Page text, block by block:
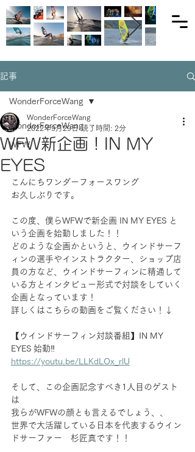
記事
WonderForceWang
WFW
WonderForceWang
WFW新企画！IN MY
EYES
WonderForceWang
2022年9月29日 読了時間: 2分
こんにちワンダーフォースワング
お久しぶりです。
この度、僕らWFWで新企画 IN MY EYES と
いう企画を始動しました！！
どのような企画かというと、ウインドサーフ
ィンの選手やインストラクター、ショップ店
員の方など、ウインドサーフィンに精通して
いる方とインタビュー形式で対談をしていく
企画となっています！
詳しくはこちらの動画をご覧ください！↓
【ウインドサーフィン対談番組】IN MY
EYES 始動‼︎
https://youtu.be/LLKdLOx_rlU
そして、この企画記念すべき1人目のゲスト
は
我らがWFWの顔とも言えるでしょう、、
世界で大活躍している日本を代表するウイン
ドサーファー　杉匠真です！！